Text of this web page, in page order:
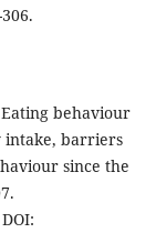
behaviour
intake, barriers
since the
DOI: